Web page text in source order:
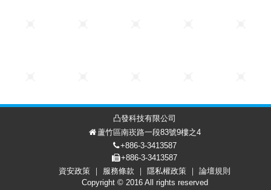
會員中心
凸發科技有限公司
蘆竹區南崁路一段83號9樓之4
+886-3-3413587
+886-3-3413587
資安政策
服務條款 隱私權政策
論壇規則
Copyright © 2016 All rights reserved